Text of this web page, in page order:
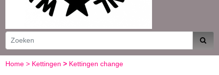
Home > Kettingen > Kettingen change